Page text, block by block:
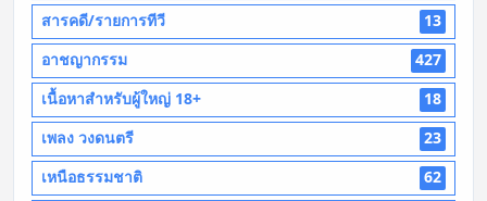
สารคดี/รายการทีวี
13
อาชญากรรม
427
เนื้อหาสำหรับผู้ใหญ่ 18+
18
เพลง วงดนตรี
23
เหนือธรรมชาติ
62